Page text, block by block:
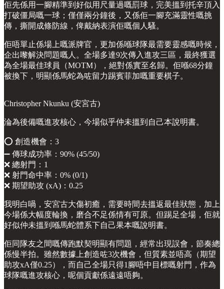
佢先係用一腳精準到好似用尺量過嘅罰球，完美搵到托辛頂入
打破僵局嘅一球；僅僅兩分鐘後，又係佢一腳充滿靈性嘅挑
傳，撕開成條防線，俾戴納表演佢嘅個人騷。
佢唔單止係場上嘅派牌官，更加係喺球隊最需要靈感嘅時候，
企出嚟解決問題嘅人。全場多達9次傳入進攻三區，最終獲選
為全場最佳球員（MOTM），絕對係實至名歸。佢喺68分鐘
被換下，明顯係馬蛇為咗留力踢賓菲加嘅重要棋子。
Christopher Nkunku (安宮古)
淪為後備嘅進攻核心，今場似乎仲未搵到自己本說明書。
⭕️ 創造機會：3
➖ 傳球成功率：90% (45/50)
❌ 總射門：1
❌ 射門命中率：0% (0/1)
❌ 期望助攻 (xA)：0.25
我明白喎，安宮古大傷初癒，需要時間去搵返最佳狀態，加上
今場係大幅度輪換，磨合不足係情有可原。但踢足全場，佢就
好似仲未搵到喺馬蛇體系下自己果本嘅說明書。
佢同隊友之間嘅傳跑默契明顯有問題，經常出現誤會，節奏總
係慢半拍。雖然數據上創造咗3次機會，但質素並唔高（期望
助攻xA僅0.25），而自己全場只得1腳唔中目標嘅射門，作為
球隊嘅進攻核心，呢個貢獻係遠遠唔夠。